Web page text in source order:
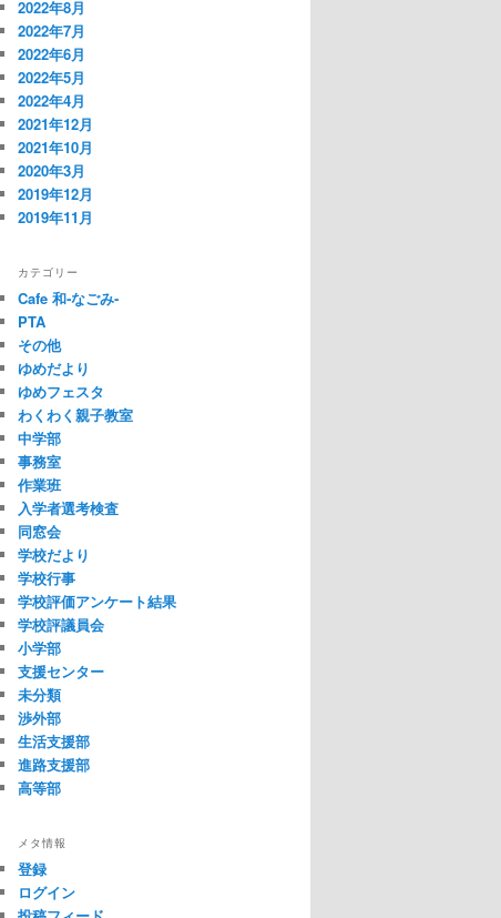
2022年8月
2022年7月
2022年6月
2022年5月
2022年4月
2021年12月
2021年10月
2020年3月
2019年12月
2019年11月
カテゴリー
Cafe 和‐なごみ‐
PTA
その他
ゆめだより
ゆめフェスタ
わくわく親子教室
中学部
事務室
作業班
入学者選考検査
同窓会
学校だより
学校行事
学校評価アンケート結果
学校評議員会
小学部
支援センター
未分類
渉外部
生活支援部
進路支援部
高等部
メタ情報
登録
ログイン